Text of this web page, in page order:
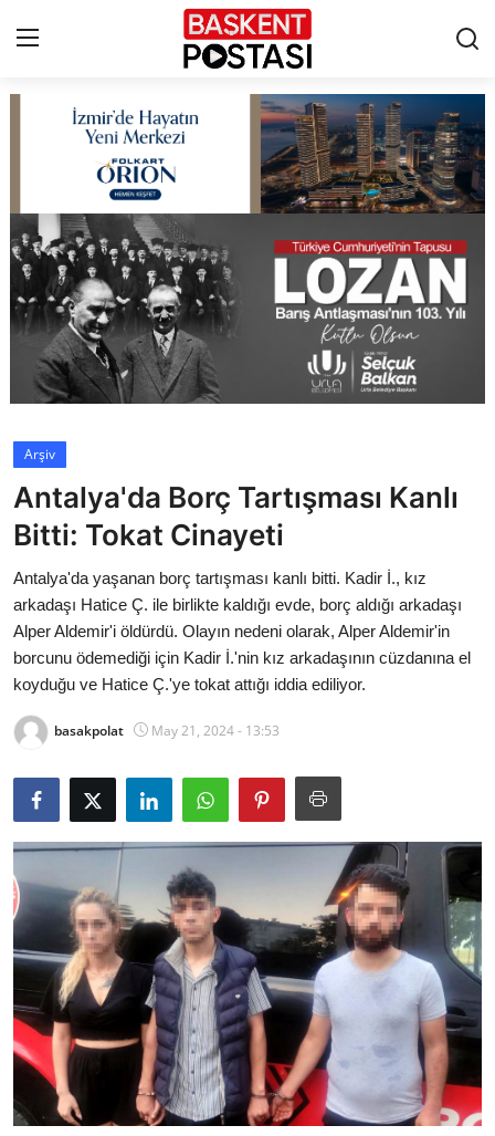
Çerez Politikası
Künye
Ankara
TBMM
Cumhurbaşkanlığı
Bakanlıklar
Siyasi Partiler
Mülki İdare
Toplum ve Yaşam
Sivil Toplum Kuruluşları
Kamu Kurumları ve Üst Kurullar
Resmi Reklamlar
Arşiv
Antalya'da Borç Tartışması Kanlı
Bitti: Tokat Cinayeti
Antalya'da yaşanan borç tartışması kanlı bitti. Kadir İ., kız
arkadaşı Hatice Ç. ile birlikte kaldığı evde, borç aldığı arkadaşı
Alper Aldemir'i öldürdü. Olayın nedeni olarak, Alper Aldemir'in
borcunu ödemediği için Kadir İ.'nin kız arkadaşının cüzdanına el
koyduğu ve Hatice Ç.'ye tokat attığı iddia ediliyor.
basakpolat May 21, 2024 - 13:53